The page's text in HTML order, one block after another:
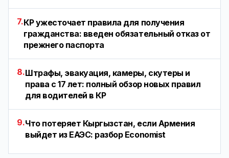
7.КР ужесточает правила для получения
гражданства: введен обязательный отказ от
прежнего паспорта
8.Штрафы, эвакуация, камеры, скутеры и
права с 17 лет: полный обзор новых правил
для водителей в КР
9.Что потеряет Кыргызстан, если Армения
выйдет из ЕАЭС: разбор Economist